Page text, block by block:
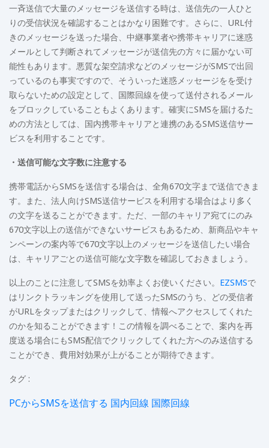
一斉送信で大量のメッセージを送信する時は、送信先の一人ひと
りの受信状況を確認することはかなり困難です。さらに、URL付
きのメッセージを送った場合、中継事業者や携帯キャリアに迷惑
メールとして判断されてメッセージが送信先の方々に届かない可
能性もあります。悪質な架空請求などのメッセージがSMSで出回
っているのも事実ですので、そういった迷惑メッセージをを受け
取らないための設定として、国際回線を使って送付されるメール
をブロックしていることもよくあります。確実にSMSを届けるた
めの方法としては、国内携帯キャリアと連携のあるSMS送信サー
ビスを利用することです。
・送信可能な文字数に注意する
携帯電話からSMSを送信する場合は、全角670文字まで送信できま
す。また、法人向けSMS送信サービスを利用する場合はより多く
の文字を送ることができます。ただ、一部のキャリア宛てにのみ
670文字以上の送信ができないサービスもあるため、新商品やキャ
ンペーンの案内等で670文字以上のメッセージを送信したい場合
は、キャリアごとの送信可能な文字数を確認しておきましょう。
以上のことに注意してSMSを効率よくお使いください。 EZSMSで
はリンクトラッキングを使用して送ったSMSのうち、どの受信者
がURLをタップまたはクリックして、情報へアクセスしてくれた
のかを知ることができます！この情報を調べることで、案内を再
度送る場合にもSMS配信でクリックしてくれた方へのみ送信する
ことができ、費用対効果が上がることが期待できます。
タグ :
PCからSMSを送信する 国内回線 国際回線